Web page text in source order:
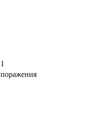
1
поражения